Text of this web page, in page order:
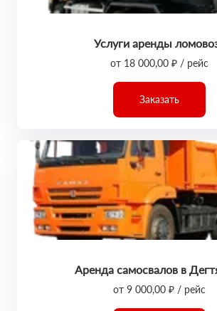
Услуги аренды
от 18 000,00 ₽ / рейс
Заказать
Аренда самосвалов в
от 9 000,00 ₽ / рейс